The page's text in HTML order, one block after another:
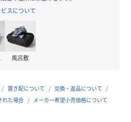
、風合いのため多少の色むら、織り
の特徴の一つですので、予めご了承
ト使用)
製
スについて
風呂敷
置き配について
交換・返品について
れた場合
メーカー希望小売価格について